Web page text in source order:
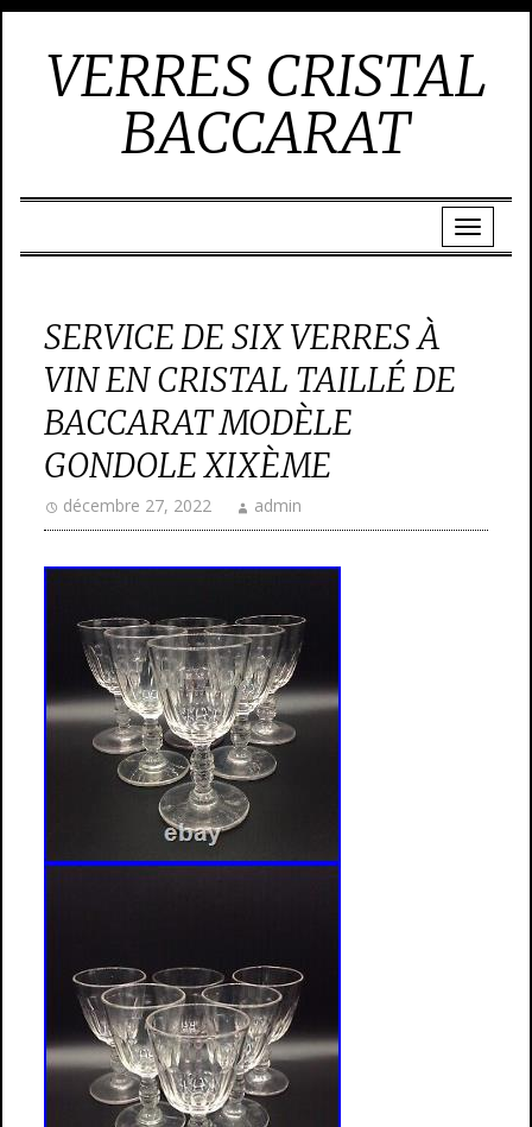
VERRES CRISTAL
BACCARAT
SERVICE DE SIX VERRES À
VIN EN CRISTAL TAILLÉ DE
BACCARAT MODÈLE
GONDOLE XIXÈME
décembre 27, 2022 admin